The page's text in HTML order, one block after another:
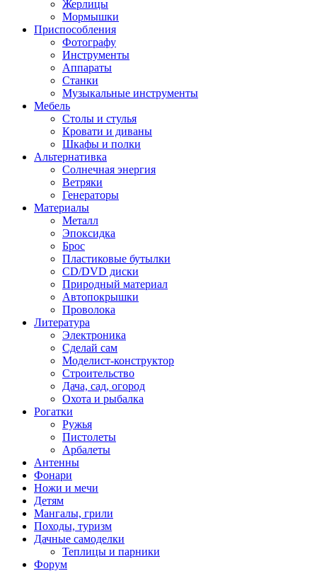
Жерлицы
Мормышки
Приспособления
Фотографу
Инструменты
Аппараты
Станки
Музыкальные инструменты
Мебель
Столы и стулья
Кровати и диваны
Шкафы и полки
Альтернативка
Солнечная энергия
Ветряки
Генераторы
Материалы
Металл
Эпоксидка
Брос
Пластиковые бутылки
CD/DVD диски
Природный материал
Автопокрышки
Проволока
Литература
Электроника
Сделай сам
Моделист-конструктор
Строительство
Дача, сад, огород
Охота и рыбалка
Рогатки
Ружья
Пистолеты
Арбалеты
Антенны
Фонари
Ножи и мечи
Детям
Мангалы, грили
Походы, туризм
Дачные самоделки
Теплицы и парники
Форум